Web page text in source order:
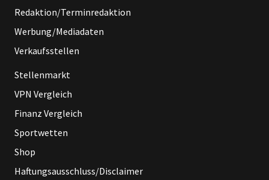
Redaktion/Terminredaktion
Werbung/Mediadaten
Verkaufsstellen
Stellenmarkt
VPN Vergleich
Finanz Vergleich
Sportwetten
Shop
Haftungsausschluss/Disclaimer